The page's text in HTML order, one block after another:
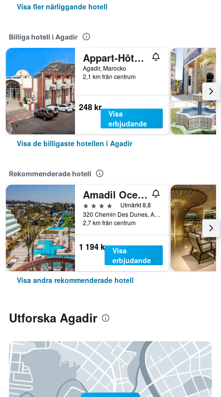
Visa fler närliggande hotell
Billiga hotell i Agadir
Appart-Hôtel Tagadirt
Agadir, Marocko
2,1 km från centrum
248 kr
Visa
erbjudande
Visa de billigaste hotellen i Agadir
Rekommenderade hotell
Amadil Ocean Club
4 stjärnor
Utmärkt 8,8
320 Chemin Des Dunes, Agadir, Marocko
2,7 km från centrum
1 194 kr Visa
erbjudande
Visa andra rekommenderade hotell
Utforska Agadir